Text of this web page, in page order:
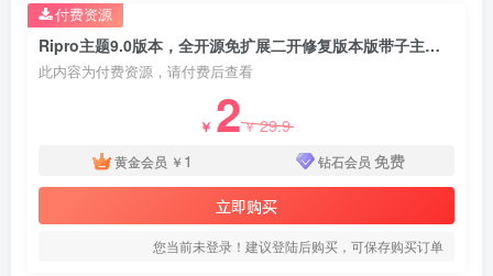
Ripro主题9.0版本，全开源免扩展二开修复版本版带子主题美化带插件
此内容为付费资源，请付费后查看
￥ 2￥29.9
黄金会员 ￥ 1 钻石会员 免费
立即购买
您当前未登录！建议登陆后购买，可保存购买订单
付费资源